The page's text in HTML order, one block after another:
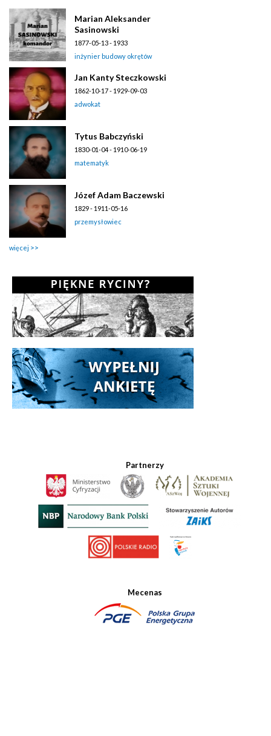
Marian Aleksander
Sasinowski
1877-05-13 - 1933
inżynier budowy okrętów
Jan Kanty Steczkowski
1862-10-17 - 1929-09-03
adwokat
Tytus Babczyński
1830-01-04 - 1910-06-19
matematyk
Józef Adam Baczewski
1829 - 1911-05-16
przemysłowiec
więcej
Partnerzy
Mecenas